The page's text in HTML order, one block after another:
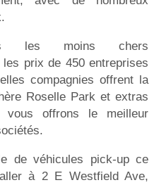
les moins chers
prix de 450 entreprises
compagnies offrent la
Roselle Park et extras
vous offrons le meilleur
de véhicules pick-up ce
à 2 E Westfield Ave,